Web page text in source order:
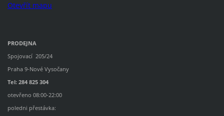
Otevřít mapu
PRODEJNA
Spojovací 205/24
Praha 9-Nové Vysočany
Tel: 284 825 304
otevřeno 08:00-22:00
poledni přestávka: